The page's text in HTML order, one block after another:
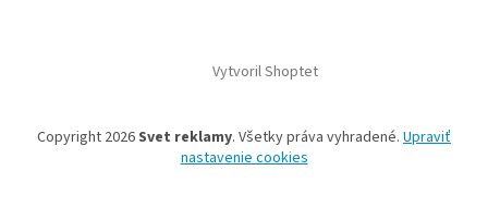
Vytvoril Shoptet
Copyright 2026Svet reklamy. Všetky práva vyhradené. Upraviť
nastavenie cookies